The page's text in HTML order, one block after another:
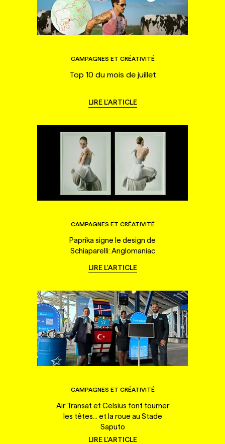
CAMPAGNES ET CRÉATIVITÉ
Top 10 du mois de juillet
LIRE L'ARTICLE
CAMPAGNES ET CRÉATIVITÉ
Paprika signe le design de
Schiaparelli: Anglomaniac
LIRE L'ARTICLE
CAMPAGNES ET CRÉATIVITÉ
Air Transat et Celsius font tourner
les têtes... et la roue au Stade
Saputo
LIRE L'ARTICLE